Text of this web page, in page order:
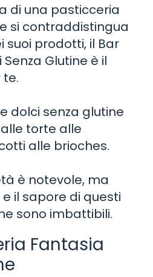
di una pasticceria
si contraddistingua
suoi prodotti, il Bar
Glutine è il
dolci senza glutine
torte alle
alle brioches.
è notevole, ma
il sapore di questi
sono imbattibili.
Fantasia